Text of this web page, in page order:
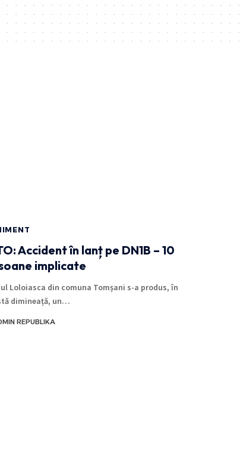
Accident în lanț pe DN1B – 10
implicate
Loloiasca din comuna Tomșani s-a produs, în
dimineață, un…
REPUBLIKA